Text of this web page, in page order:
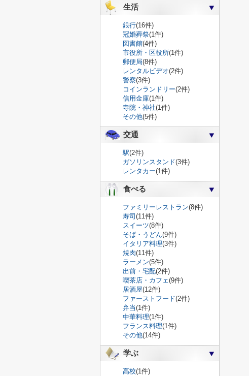
生活
銀行(16件)
冠婚葬祭(1件)
図書館(4件)
市役所・区役所(1件)
郵便局(8件)
レンタルビデオ(2件)
警察(3件)
コインランドリー(2件)
信用金庫(1件)
寺院・神社(1件)
その他(5件)
交通
駅(2件)
ガソリンスタンド(3件)
レンタカー(1件)
食べる
ファミリーレストラン(8件)
寿司 (11件)
スイーツ(8件)
そば・うどん(9件)
イタリア料理(3件)
焼肉(11件)
ラーメン(5件)
出前・宅配(2件)
喫茶店・カフェ(9件)
居酒屋(12件)
ファーストフード(2件)
弁当(1件)
中華料理(1件)
フランス料理(1件)
その他(14件)
学ぶ
高校(1件)